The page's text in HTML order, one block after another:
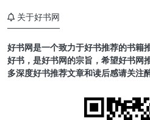
关于好书网
好书网是一个致力于好书推荐的书籍
好书，是好书网的宗旨，希望好书网
多深度好书推荐文章和读后感请关注